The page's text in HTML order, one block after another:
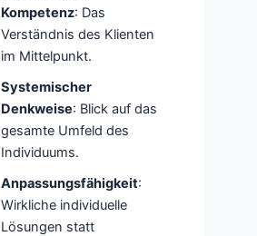
Kompetenz: Das
Verständnis des Klienten
im Mittelpunkt.
Systemischer
Denkweise: Blick auf das
gesamte Umfeld des
Individuums.
Anpassungsfähigkeit:
Wirkliche individuelle
Lösungen statt